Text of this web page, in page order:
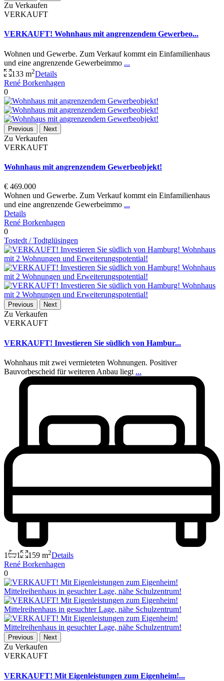
Zu Verkaufen
VERKAUFT
VERKAUFT! Wohnhaus mit angrenzendem Gewerbeo...
Wohnen und Gewerbe. Zum Verkauf kommt ein Einfamilienhaus
und eine angrenzende Gewerbeimmo ...
133 m2Details
René Borkenhagen
0
Previous Next
Zu Verkaufen
VERKAUFT
Wohnhaus mit angrenzendem Gewerbeobjekt!
€ 469.000
Wohnen und Gewerbe. Zum Verkauf kommt ein Einfamilienhaus
und eine angrenzende Gewerbeimmo ...
Details
René Borkenhagen
0
Tostedt / Todtglüsingen
Previous Next
Zu Verkaufen
VERKAUFT
VERKAUFT! Investieren Sie südlich von Hambur...
Wohnhaus mit zwei vermieteten Wohnungen. Positiver
Bauvorbescheid für weiteren Anbau liegt ...
1 1 159 m2Details
René Borkenhagen
0
Previous Next
Zu Verkaufen
VERKAUFT
VERKAUFT! Mit Eigenleistungen zum Eigenheim!...